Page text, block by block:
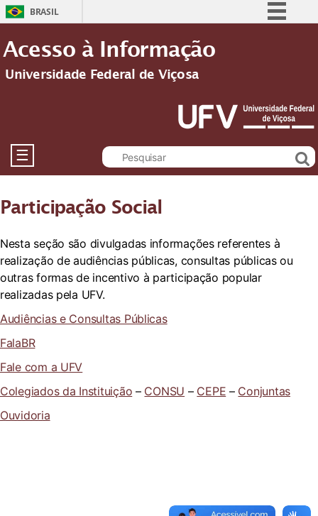
BRASIL
Comunica BR
Acesso à informação
Legislação
Canais
Acesso à Informação
Universidade Federal de Viçosa
☰
Participação Social
Nesta seção são divulgadas informações referentes à
realização de audiências públicas, consultas públicas ou
outras formas de incentivo à participação popular
realizadas pela UFV.
Audiências e Consultas Públicas
FalaBR
Fale com a UFV
Colegiados da Instituição – CONSU – CEPE – Conjuntas
Ouvidoria